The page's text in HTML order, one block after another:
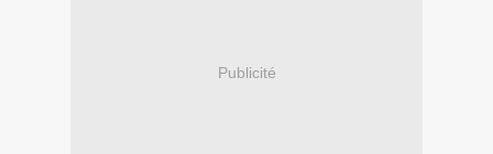
Publicité